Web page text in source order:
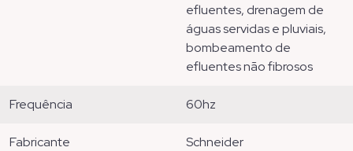
efluentes, drenagem de
águas servidas e pluviais,
bombeamento de
efluentes não fibrosos
frequência 60hz
fabricante schneider